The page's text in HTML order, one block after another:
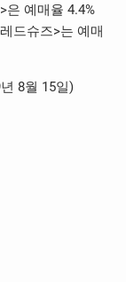
은 예매율 4.4%
드슈즈>는 예매
8월 15일)